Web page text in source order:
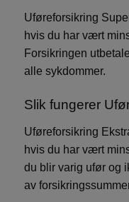
Uføreforsikring
hvis du har vært
Forsikringen
alle sykdommer.
Slik fungerer
Uføreforsikring
hvis du har vært
du blir varig ufør og
av